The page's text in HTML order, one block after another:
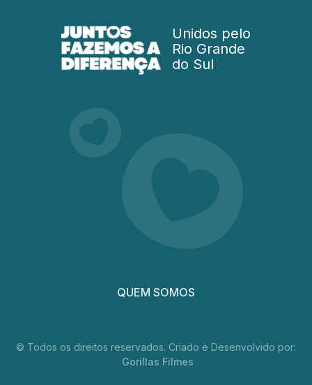
Unidos pelo
Rio Grande
do Sul
QUEM SOMOS
© Todos os direitos reservados. Criado e Desenvolvido por:
Gorillas Filmes